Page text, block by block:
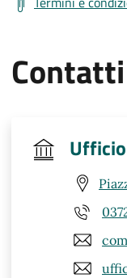
Contatti